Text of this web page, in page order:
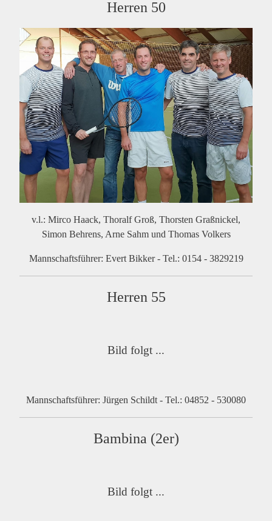
Herren 50
v.l.: Mirco Haack, Thoralf Groß, Thorsten Graßnickel,
Simon Behrens, Arne Sahm und Thomas Volkers
Mannschaftsführer: Evert Bikker - Tel.: 0154 - 3829219
Herren 55
Bild folgt ...
Mannschaftsführer: Jürgen Schildt - Tel.: 04852 - 530080
Bambina (2er)
Bild folgt ...